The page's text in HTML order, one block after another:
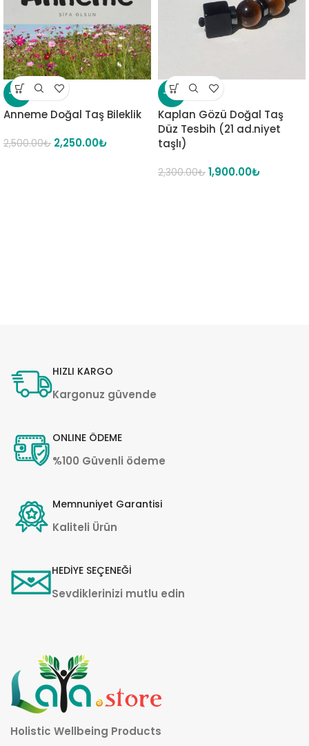
-10%
Anneme Doğal Taş Bileklik
2,500.00₺ 2,250.00₺
-17%
Kaplan Gözü Doğal Taş
Düz Tesbih (21 ad.niyet
taşlı)
2,300.00₺ 1,900.00₺
HIZLI KARGO
Kargonuz güvende
ONLINE ÖDEME
%100 Güvenli ödeme
Memnuniyet Garantisi
Kaliteli Ürün
HEDİYE SEÇENEĞİ
Sevdiklerinizi mutlu edin
Holistic Wellbeing Products